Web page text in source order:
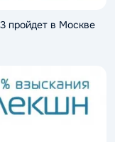
пройдет в Москве